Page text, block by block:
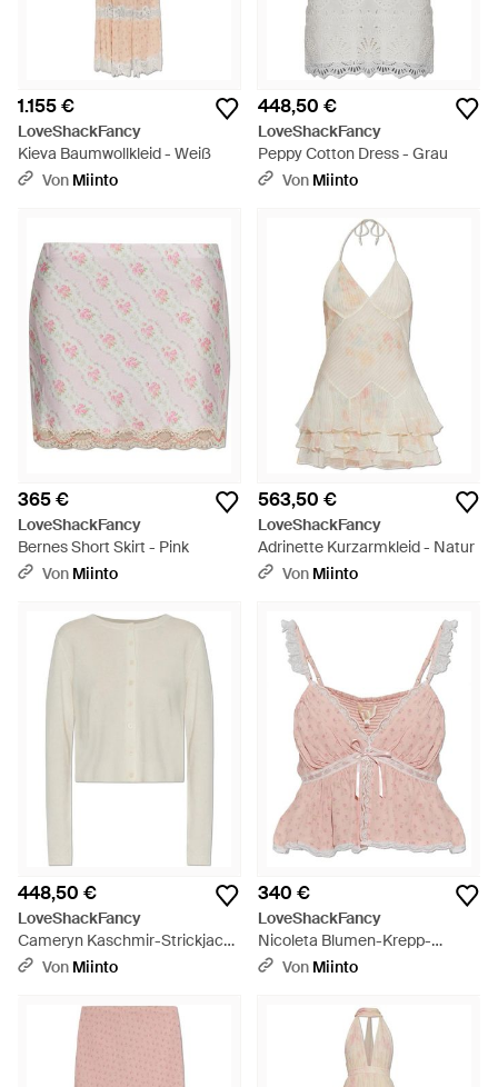
1.155 €
LoveShackFancy
Kieva Baumwollkleid - Weiß
Von Miinto
448,50 €
LoveShackFancy
Peppy Cotton Dress - Grau
Von Miinto
365 €
LoveShackFancy
Bernes Short Skirt - Pink
Von Miinto
563,50 €
LoveShackFancy
Adrinette Kurzarmkleid - Natur
Von Miinto
448,50 €
LoveShackFancy
Cameryn Kaschmir-Strickjacke
- Weiß
Von Miinto
340 €
LoveShackFancy
Nicoleta Blumen-Krepp-
Oberteil - Pink
Von Miinto